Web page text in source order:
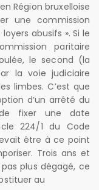
Région bruxelloise
une commission
abusifs ». Si le
paritaire
le second (la
la voie judiciaire
limbes. C’est que
d’un arrêté du
de fixer une date
224/1 du Code
être à ce point
Trois ans et
plus dégagé, ce
au